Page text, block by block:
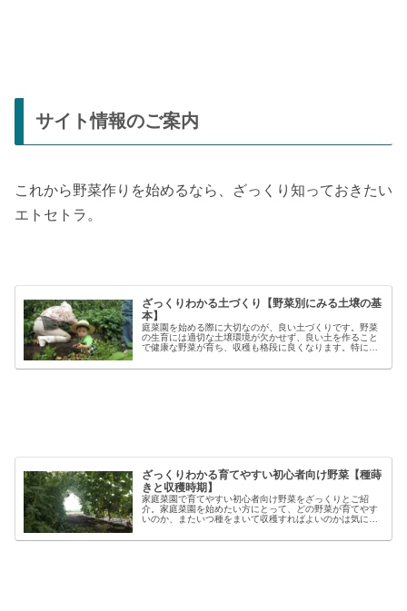
サイト情報のご案内
これから野菜作りを始めるなら、ざっくり知っておきたい
エトセトラ。
ざっくりわかる土づくり【野菜別にみる土壌の基
本】
庭菜園を始める際に大切なのが、良い土づくりです。野菜
の生育には適切な土壌環境が欠かせず、良い土を作ること
で健康な野菜が育ち、収穫も格段に良くなります。特に初
家庭菜園で失敗しないコツと言える...
ざっくりわかる育てやすい初心者向け野菜【種蒔
きと収穫時期】
家庭菜園で育てやすい初心者向け野菜をざっくりとご紹
介。家庭菜園を始めたい方にとって、どの野菜が育てやす
いのか、またいつ種をまいて収穫すればよいのかは気にな
類でも「早生」「中生」「晩生」など...